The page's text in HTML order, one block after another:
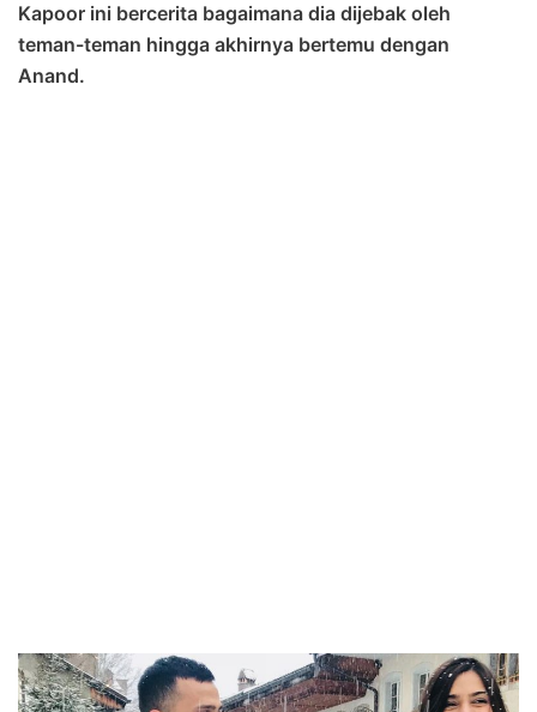
Kapoor ini bercerita bagaimana dia dijebak oleh
teman-teman hingga akhirnya bertemu dengan
Anand.